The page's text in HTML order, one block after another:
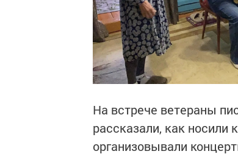
На встрече ветераны
рассказали, как носили
организовывали